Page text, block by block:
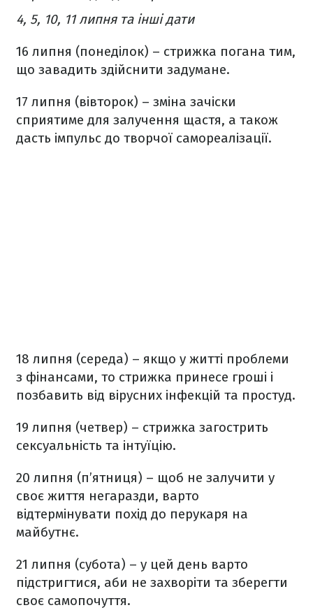
4, 5, 10, 11 липня та інші дати
16 липня (понеділок) – стрижка погана тим,
що завадить здійснити задумане.
17 липня (вівторок) – зміна зачіски
сприятиме для залучення щастя, а також
дасть імпульс до творчої самореалізації.
18 липня (середа) – якщо у житті проблеми
з фінансами, то стрижка принесе гроші і
позбавить від вірусних інфекцій та простуд.
19 липня (четвер) – стрижка загострить
сексуальність та інтуїцію.
20 липня (п’ятниця) – щоб не залучити у
своє життя негаразди, варто
відтермінувати похід до перукаря на
майбутнє.
21 липня (субота) – у цей день варто
підстригтися, аби не захворіти та зберегти
своє самопочуття.